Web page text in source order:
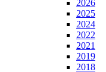
2026
2025
2024
2022
2021
2019
2018